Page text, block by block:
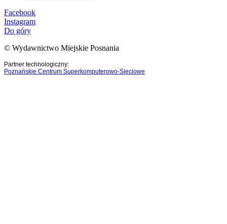
Facebook
Instagram
Do góry
© Wydawnictwo Miejskie Posnania
Partner technologiczny:
Poznańskie Centrum Superkomputerowo-Sieciowe